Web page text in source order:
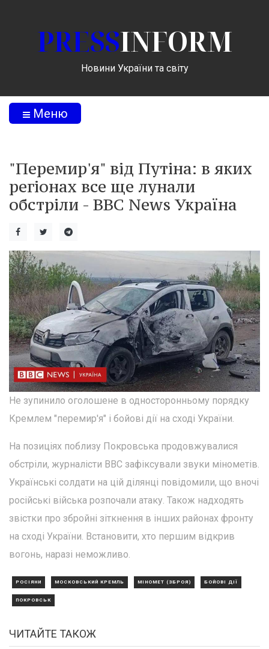
PRESSINFORM
Новини України та світу
Меню
"Перемир'я" від Путіна: в яких
регіонах все ще лунали
обстріли - BBC News Україна
Не зупинило оголошене в односторонньому порядку
Кремлем "перемир'я" і бойові дії на сході України.
На позиціях поблизу Покровська продовжувалися
обстріли, журналісти BBC зафіксували звуки мінометів.
Українські солдати на цій ділянці повідомили, що вночі
російські війська розпочали атаку. Також надходять
звістки про збройні зіткнення в інших районах фронту
на сході України. Встановити, хто першим відкрив
вогонь, наразі неможливо.
РОСІЯНИ МОСКОВСЬКИЙ КРЕМЛЬ МІНОМЕТ (ЗБРОЯ) БОЙОВІ ДІЇ
ПОКРОВСЬК
ЧИТАЙТЕ ТАКОЖ